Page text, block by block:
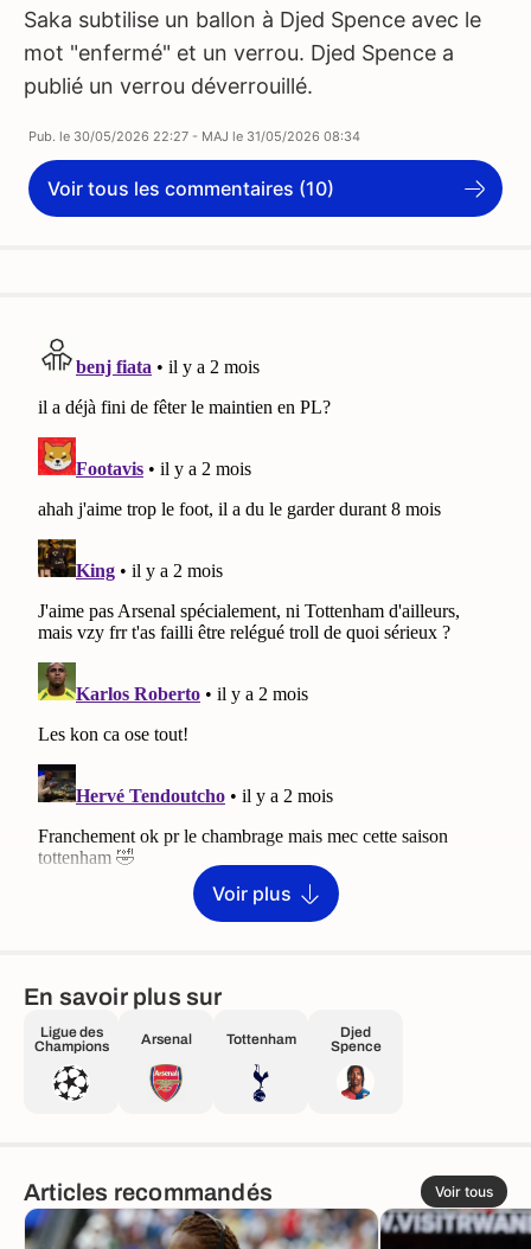
Saka subtilise un ballon à Djed Spence avec le
mot "enfermé" et un verrou. Djed Spence a
publié un verrou déverrouillé.
Pub. le 30/05/2026 22:27 - MAJ le 31/05/2026 08:34
Voir tous les commentaires (10)
Voir plus
En savoir plus sur
Ligue des
Champions
Arsenal Tottenham
Djed
Spence
Articles recommandés Voir tous